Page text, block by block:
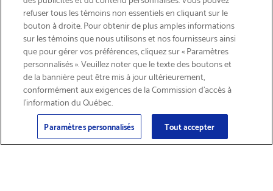
LIVRAISON GRATUITE
Courriel
S'abonner
refuser tous les témoins non essentiels en cliquant sur le
bouton à droite. Pour obtenir de plus amples informations
sur les témoins que nous utilisons et nos fournisseurs ainsi
que pour gérer vos préférences, cliquez sur « Paramètres
personnalisés ». Veuillez noter que le texte des boutons et
de la bannière peut être mis à jour ultérieurement,
conformément aux exigences de la Commission d’accès à
l’information du Québec.
Paramètres personnalisés Tout accepter